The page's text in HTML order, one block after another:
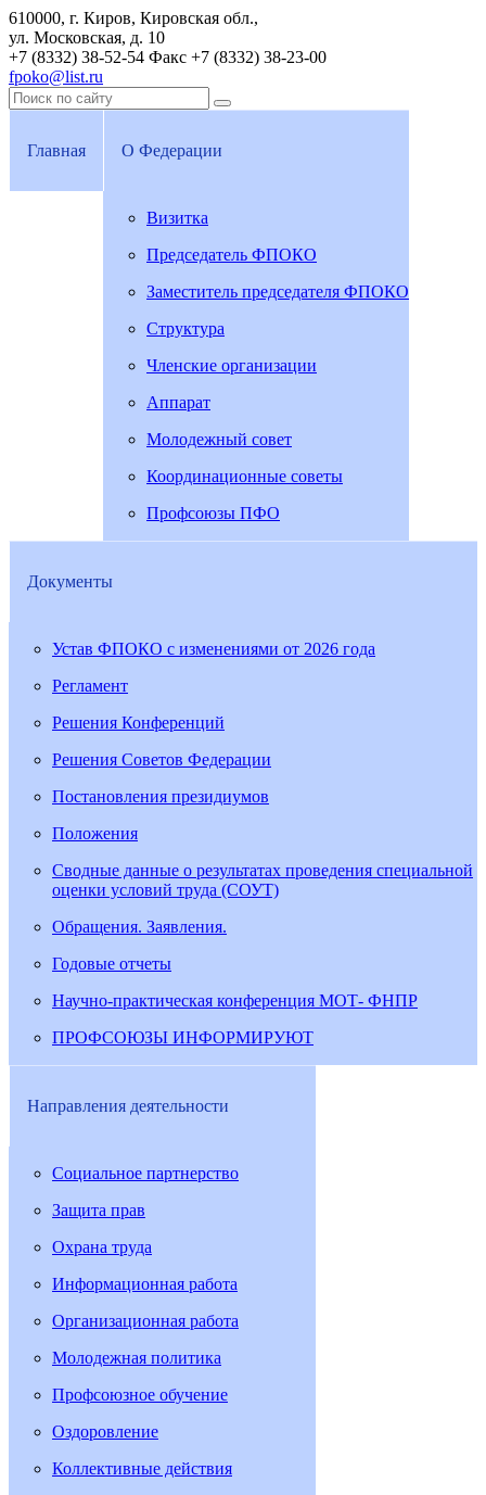
610000, г. Киров, Кировская обл.,
ул. Московская, д. 10
+7 (8332) 38-52-54 Факс +7 (8332) 38-23-00
fpoko@list.ru
Главная О Федерации
Визитка
Председатель ФПОКО
Заместитель председателя ФПОКО
Структура
Членские организации
Аппарат
Молодежный совет
Координационные советы
Профсоюзы ПФО
Документы
Устав ФПОКО с изменениями от 2026 года
Регламент
Решения Конференций
Решения Советов Федерации
Постановления президиумов
Положения
Сводные данные о результатах проведения специальной
оценки условий труда (СОУТ)
Обращения. Заявления.
Годовые отчеты
Научно-практическая конференция МОТ- ФНПР
ПРОФСОЮЗЫ ИНФОРМИРУЮТ
Направления деятельности
Социальное партнерство
Защита прав
Охрана труда
Информационная работа
Организационная работа
Молодежная политика
Профсоюзное обучение
Оздоровление
Коллективные действия